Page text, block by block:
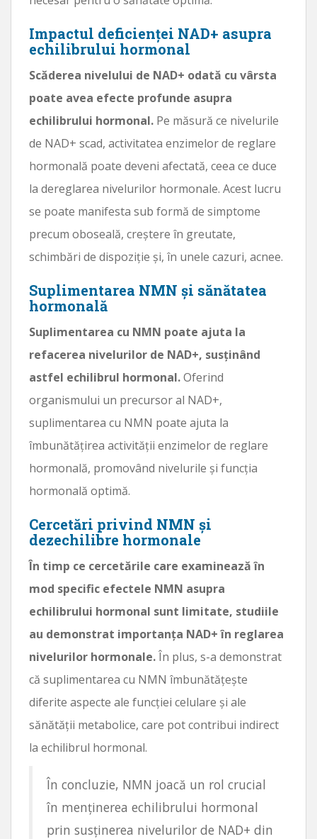
Impactul deficienței NAD+ asupra
echilibrului hormonal
Scăderea nivelului de NAD+ odată cu vârsta
poate avea efecte profunde asupra
echilibrului hormonal. Pe măsură ce nivelurile
de NAD+ scad, activitatea enzimelor de reglare
hormonală poate deveni afectată, ceea ce duce
la dereglarea nivelurilor hormonale. Acest lucru
se poate manifesta sub formă de simptome
precum oboseală, creștere în greutate,
schimbări de dispoziție și, în unele cazuri, acnee.
Suplimentarea NMN și sănătatea
hormonală
Suplimentarea cu NMN poate ajuta la
refacerea nivelurilor de NAD+, susținând
astfel echilibrul hormonal.Oferind
organismului un precursor al NAD+,
suplimentarea cu NMN poate ajuta la
îmbunătățirea activității enzimelor de reglare
hormonală, promovând nivelurile și funcția
hormonală optimă.
Cercetări privind NMN și
dezechilibre hormonale
În timp ce cercetările care examinează în
mod specific efectele NMN asupra
echilibrului hormonal sunt limitate, studiile
au demonstrat importanța NAD+ în reglarea
nivelurilor hormonale.În plus, s-a demonstrat
că suplimentarea cu NMN îmbunătățește
diferite aspecte ale funcției celulare și ale
sănătății metabolice, care pot contribui indirect
la echilibrul hormonal.
În concluzie, NMN joacă un rol crucial
în menținerea echilibrului hormonal
prin susținerea nivelurilor de NAD+ din